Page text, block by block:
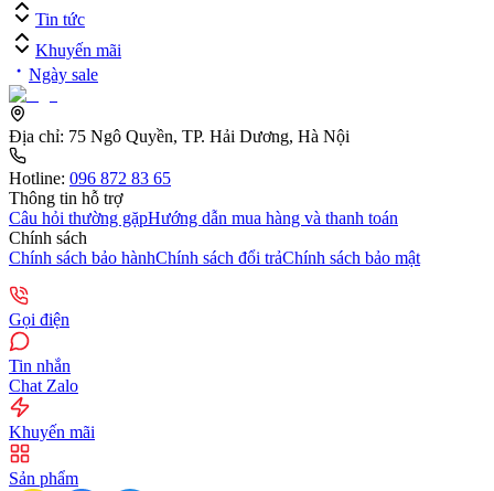
Tin tức
Khuyến mãi
Ngày sale
Địa chỉ: 75 Ngô Quyền, TP. Hải Dương, Hà Nội
Hotline: 096 872 83 65
Thông tin hỗ trợ
Câu hỏi thường gặpHướng dẫn mua hàng và thanh toán
Chính sách
Chính sách bảo hànhChính sách đổi trảChính sách bảo mật
Gọi điện
Tin nhắn
Chat Zalo
Khuyến mãi
Sản phẩm